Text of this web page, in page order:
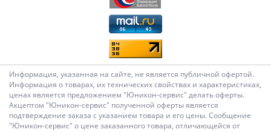
Информация, указанная на сайте, не является публичной офертой.
Информация о товарах, их технических свойствах и характеристиках,
ценах является предложением "Юникон-сервис" делать оферты.
Акцептом "Юникон-сервис" полученной оферты является
подтверждение заказа с указанием товара и его цены. Сообщение
"Юникон-сервис" о цене заказанного товара, отличающейся от